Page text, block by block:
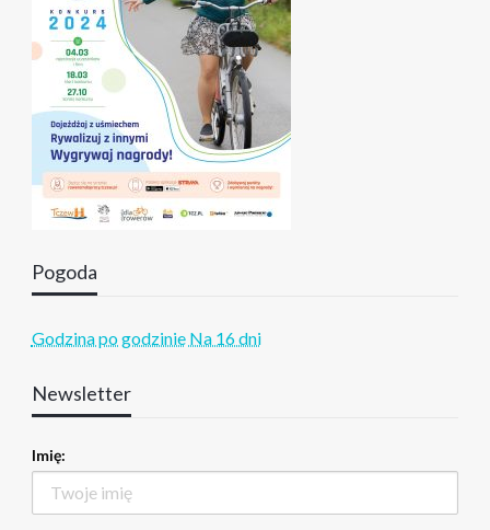
Pogoda
Godzina po godzinie Na 16 dni
Newsletter
Imię: